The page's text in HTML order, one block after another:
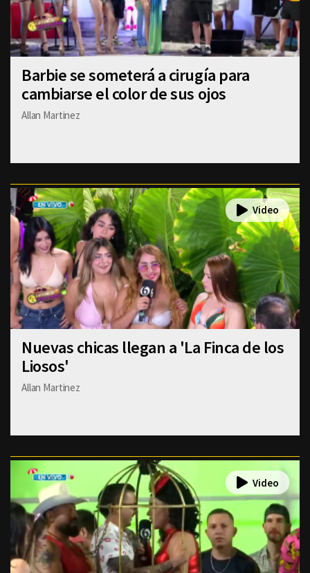
Barbie se someterá a cirugía para
cambiarse el color de sus ojos
Allan Martinez
Nuevas chicas llegan a 'La Finca de los
Liosos'
Allan Martinez